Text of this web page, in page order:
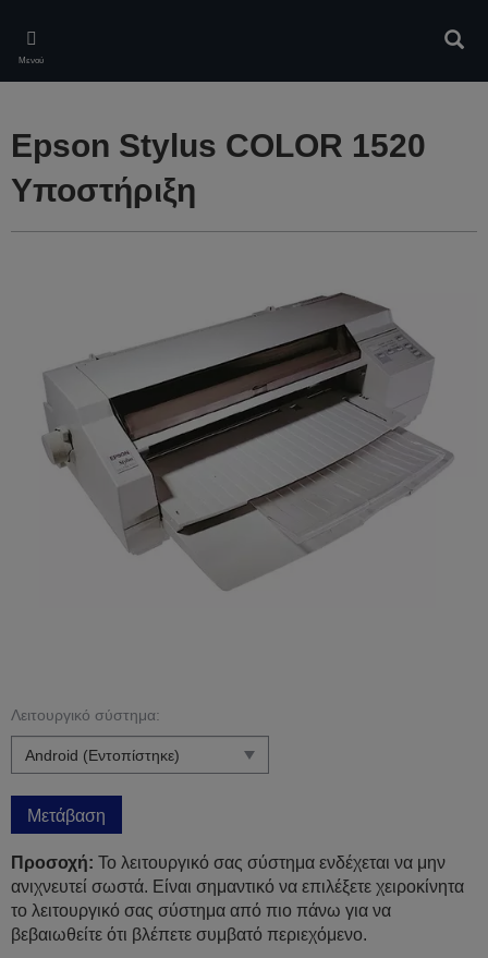
main
content
Μενού
Epson Stylus COLOR 1520
Υποστήριξη
Λειτουργικό σύστημα:
Μετάβαση
Προσοχή: Το λειτουργικό σας σύστημα ενδέχεται να μην
ανιχνευτεί σωστά. Είναι σημαντικό να επιλέξετε χειροκίνητα
το λειτουργικό σας σύστημα από πιο πάνω για να
βεβαιωθείτε ότι βλέπετε συμβατό περιεχόμενο.